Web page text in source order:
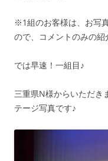
※1組のお客様は、お写
ので、コメントのみの紹
では早速！一組目♪
三重県N様からいただき
テージ写真です♪